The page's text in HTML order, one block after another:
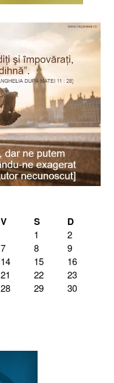
V S D
1
2
7 8
9
14 15
16
21 22
23
28 29
30